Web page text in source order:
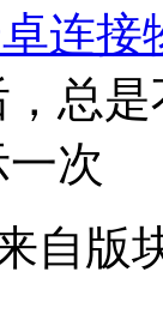
连接
总
次
自版